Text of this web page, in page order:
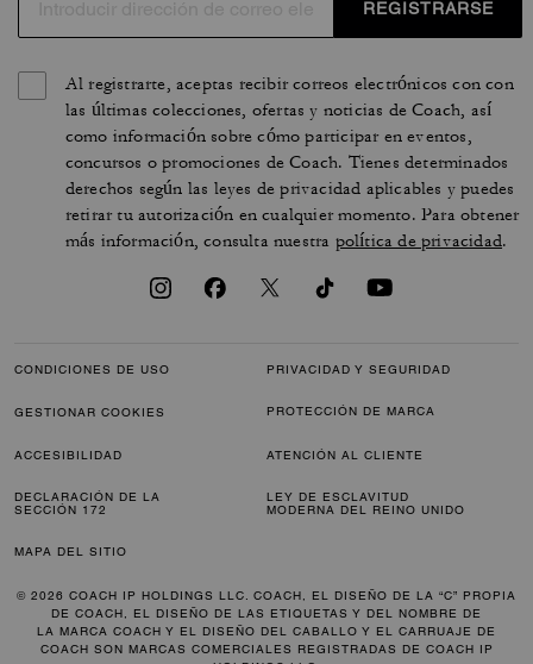
REGISTRARSE
Al registrarte, aceptas recibir correos electrónicos con con
las últimas colecciones, ofertas y noticias de Coach, así
como información sobre cómo participar en eventos,
concursos o promociones de Coach. Tienes determinados
derechos según las leyes de privacidad aplicables y puedes
retirar tu autorización en cualquier momento. Para obtener
más información, consulta nuestra política de privacidad.
CONDICIONES DE USO PRIVACIDAD Y SEGURIDAD
GESTIONAR COOKIES PROTECCIÓN DE MARCA
ACCESIBILIDAD ATENCIÓN AL CLIENTE
DECLARACIÓN DE LA
SECCIÓN 172
LEY DE ESCLAVITUD
MODERNA DEL REINO UNIDO
MAPA DEL SITIO
© 2026 COACH IP HOLDINGS LLC. COACH, EL DISEÑO DE LA “C” PROPIA
DE COACH, EL DISEÑO DE LAS ETIQUETAS Y DEL NOMBRE DE
LA MARCA COACH Y EL DISEÑO DEL CABALLO Y EL CARRUAJE DE
COACH SON MARCAS COMERCIALES REGISTRADAS DE COACH IP